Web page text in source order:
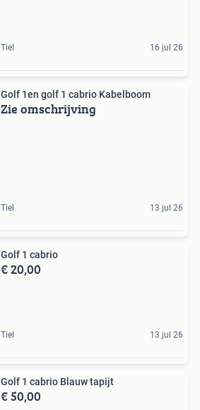
Tiel 16 jul 26
Golf 1en golf 1 cabrio Kabelboom
Zie omschrijving
Tiel 13 jul 26
Golf 1 cabrio
€ 20,00
Tiel 13 jul 26
Golf 1 cabrio Blauw tapijt
€ 50,00